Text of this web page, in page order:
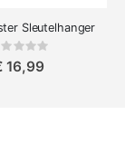
Sleutelhanger
Rating:
16,99